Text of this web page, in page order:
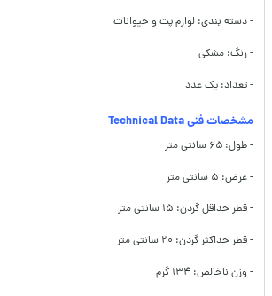
- دسته بندی: لوازم پت و حیوانات
- رنگ: مشکی
- تعداد: یک عدد
مشخصات فنی Technical Data
- طول: ۶۵ سانتی متر
- عرض: ۵ سانتی متر
- قطر حداقل گردن: ۱۵ سانتی متر
- قطر حداکثر گردن: ۲۰ سانتی متر
- وزن ناخالص: ۱۳۴ گرم